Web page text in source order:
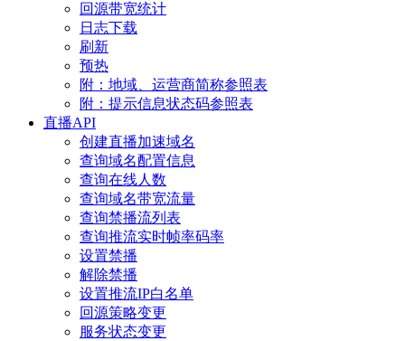
回源带宽统计
日志下载
刷新
预热
附：地域、运营商简称参照表
附：提示信息状态码参照表
直播API
创建直播加速域名
查询域名配置信息
查询在线人数
查询域名带宽流量
查询禁播流列表
查询推流实时帧率码率
设置禁播
解除禁播
设置推流IP白名单
回源策略变更
服务状态变更